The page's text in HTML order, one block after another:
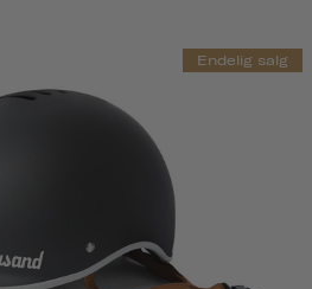
Endelig salg